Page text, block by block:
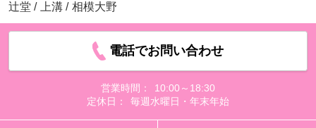
辻堂 / 上溝 / 相模大野
電話でお問い合わせ
営業時間：
10:00～18:30
定休日：
毎週水曜日・年末年始